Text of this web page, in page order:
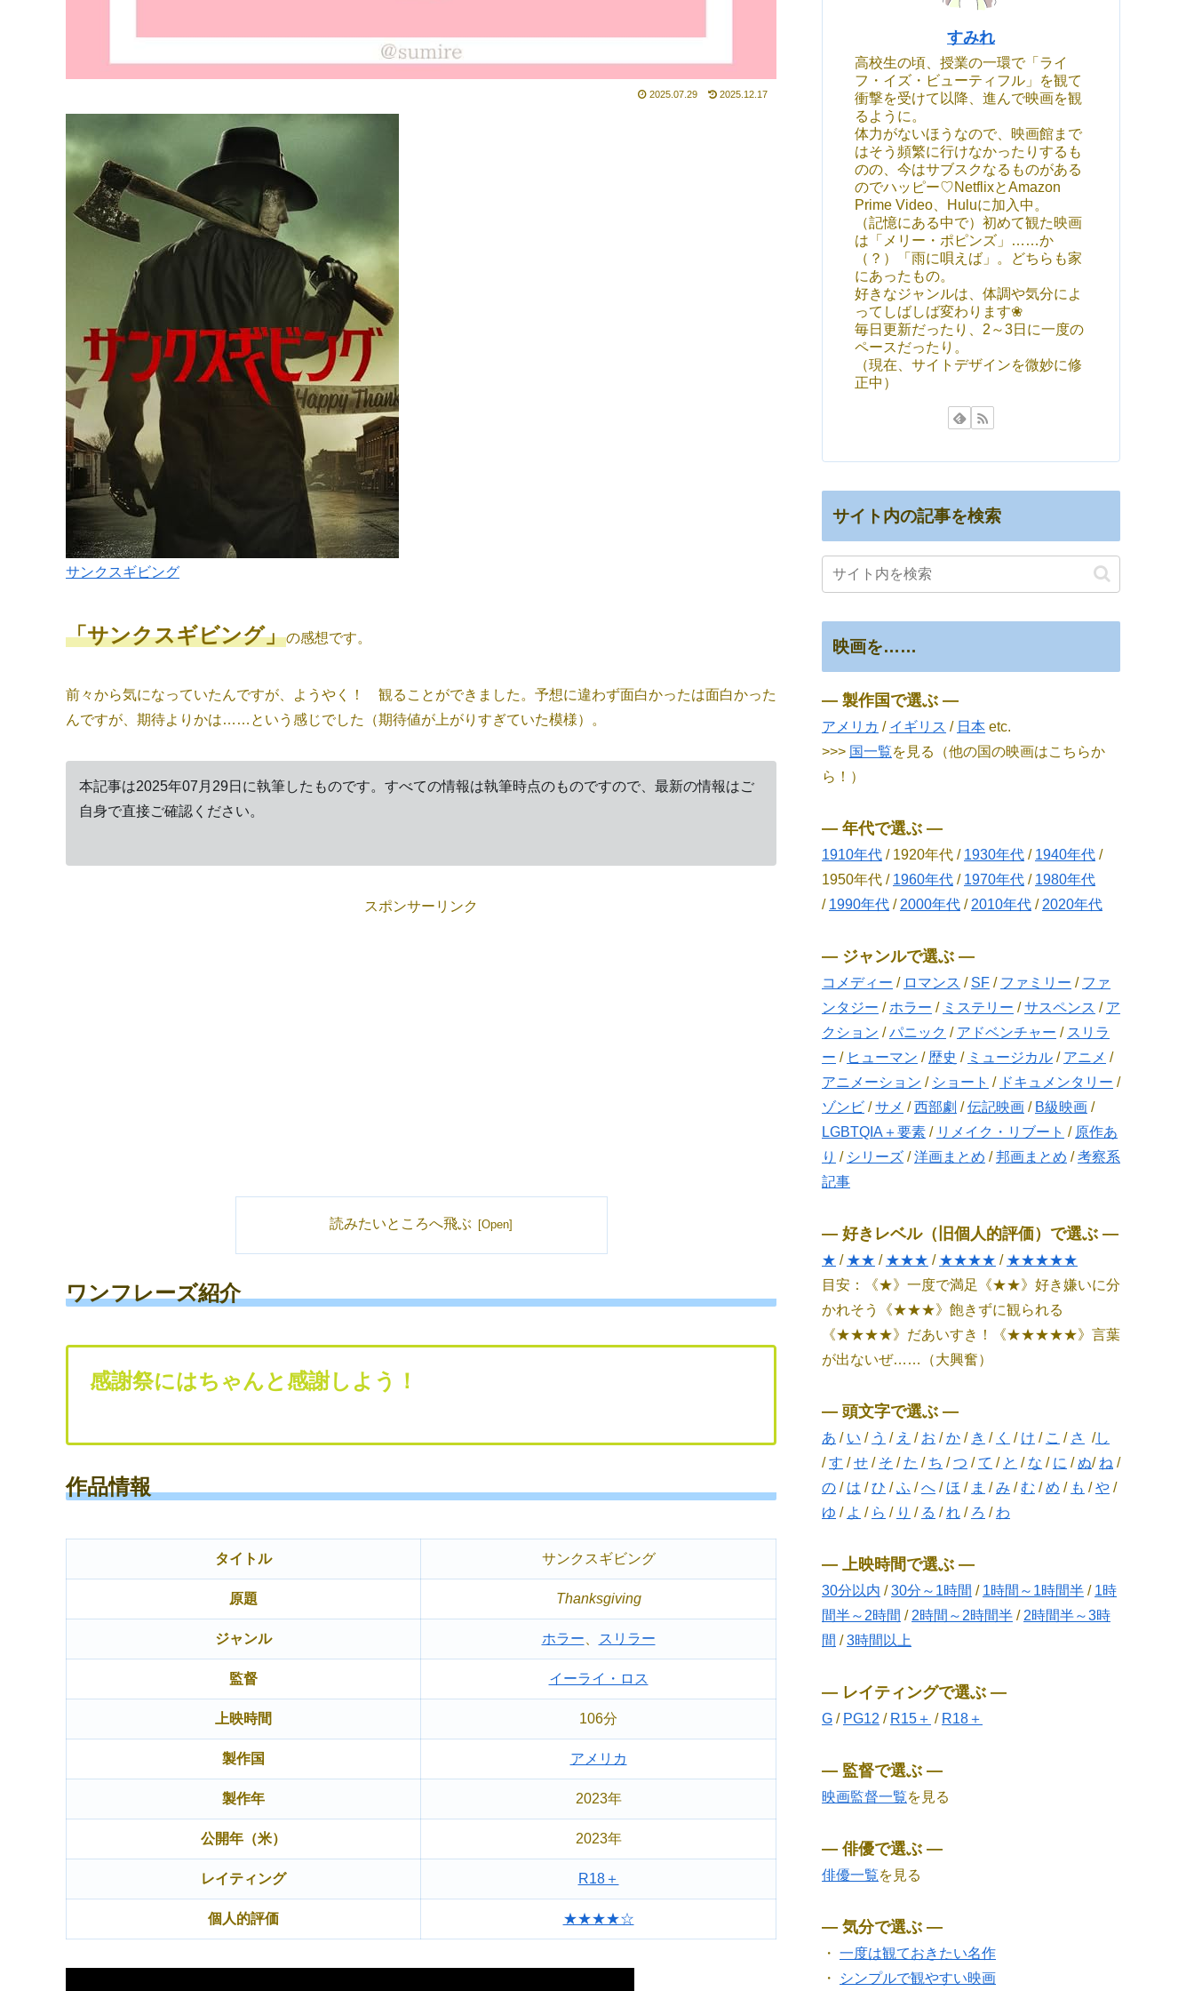
2025.07.29 2025.12.17
サンクスギビング
「サンクスギビング」の感想です。
前々から気になっていたんですが、ようやく！ 観ることができました。予想に違わず面白かったは面白かった
んですが、期待よりかは……という感じでした（期待値が上がりすぎていた模様）。
本記事は2025年07月29日に執筆したものです。すべての情報は執筆時点のものですので、最新の情報はご
自身で直接ご確認ください。
スポンサーリンク
読みたいところへ飛ぶ
ワンフレーズ紹介
感謝祭にはちゃんと感謝しよう！
作品情報
タイトル サンクスギビング
原題 Thanksgiving
ジャンル ホラー スリラー
監督 イーライ・ロス
上映時間 106分
製作国 アメリカ
製作年 2023年
公開年（米） 2023年
レイティング R18＋
個人的評価 ★★★★☆
すみれ
高校生の頃、授業の一環で「ライ
フ・イズ・ビューティフル」を観て
衝撃を受けて以降、進んで映画を観
るように。
体力がないほうなので、映画館まで
はそう頻繁に行けなかったりするも
のの、今はサブスクなるものがある
のでハッピー♡NetflixとAmazon
Prime Video、Huluに加入中。
（記憶にある中で）初めて観た映画
は「メリー・ポピンズ」……か
（？）「雨に唄えば」。どちらも家
にあったもの。
好きなジャンルは、体調や気分によ
ってしばしば変わります❀
毎日更新だったり、2～3日に一度の
ペースだったり。
（現在、サイトデザインを微妙に修
正中）
サイト内の記事を検索
映画を……
― 製作国で選ぶ ―
アメリカ / イギリス / 日本 etc.
>>> 国一覧を見る（他の国の映画はこちらか
ら！）
― 年代で選ぶ ―
1910年代 / 1920年代 / 1930年代 / 1940年代 /
1950年代 / 1960年代 / 1970年代 / 1980年代
/ 1990年代 / 2000年代 / 2010年代 / 2020年代
― ジャンルで選ぶ ―
コメディー / ロマンス / SF / ファミリー / ファ
ンタジー / ホラー / ミステリー /サスペンス / ア
クション /パニック / アドベンチャー / スリラ
ー / ヒューマン / 歴史 / ミュージカル / アニメ /
アニメーション / ショート / ドキュメンタリー /
ゾンビ /サメ /西部劇 /伝記映画 / B級映画 /
LGBTQIA＋要素 / リメイク・リブート / 原作あ
り / シリーズ /洋画まとめ /邦画まとめ /考察系
記事
― 好きレベル（旧個人的評価）で選ぶ ―
★ / ★★ / ★★★ / ★★★★ / ★★★★★
目安：《★》一度で満足《★★》好き嫌いに分
かれそう《★★★》飽きずに観られる
《★★★★》だあいすき！《★★★★★》言葉
が出ないぜ……（大興奮）
― 頭文字で選ぶ ―
あ / い / う / え / お /か / き / く / け / こ / さ /し
/す /せ / そ / た / ち /つ /て / と / な / に /ぬ/ ね /
の / は /ひ /ふ /へ / ほ / ま /み /む /め / も /や /
ゆ / よ / ら / り / る / れ / ろ / わ
― 上映時間で選ぶ ―
30分以内 /30分～1時間 / 1時間～1時間半 / 1時
間半～2時間 / 2時間～2時間半 / 2時間半～3時
間 /3時間以上
― レイティングで選ぶ ―
G / PG12 / R15＋ / R18＋
― 監督で選ぶ ―
映画監督一覧を見る
― 俳優で選ぶ ―
俳優一覧を見る
― 気分で選ぶ ―
・ 一度は観ておきたい名作
・
シンプルで観やすい映画